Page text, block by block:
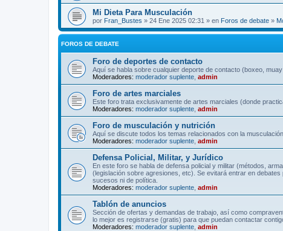
Mi Dieta Para Musculación
por Fran_Bustes » 24 Ene 2025 02:31 » en Foros de debate »
FOROS DE DEBATE
Foro de deportes de contacto
Aquí se habla sobre cualquier deporte de contacto (boxeo,
Moderadores: moderador suplente admin
Foro de artes marciales
Este foro trata exclusivamente de artes marciales (donde
Moderadores: moderador suplente admin
Foro de musculación y nutrición
Aquí se discute todos los temas relacionados con la
Moderadores: moderador suplente admin
Defensa Policial, Militar, y Jurídico
En este foro se habla de defensa policial y militar (métodos,
(legislación sobre agresiones, etc). Se evitará entrar en
sucesos ni de política.
Moderadores: moderador suplente admin
Tablón de anuncios
Sección de ofertas y demandas de trabajo, así como
lo mejor es registrarse (gratis) para que puedan contactar
Moderadores: moderador suplente admin